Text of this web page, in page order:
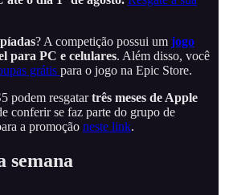
? A competição possui um jogo
para PC e celulares. Além disso, você
grátis para o jogo na Epic Store.
podem resgatartrês meses de Apple
conferir se faz parte do grupo de
a promoção neste link.
semana